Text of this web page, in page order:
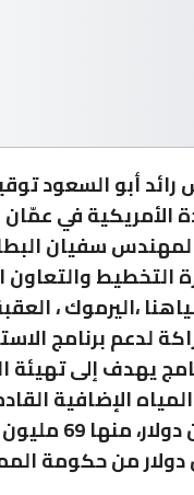
رائد أبو السعود
سفيان
التخطيط والتعاون
،اليرموك ،
لدعم برنامج
يهدف إلى تهيئة
الإضافية
تبلغ قيمة